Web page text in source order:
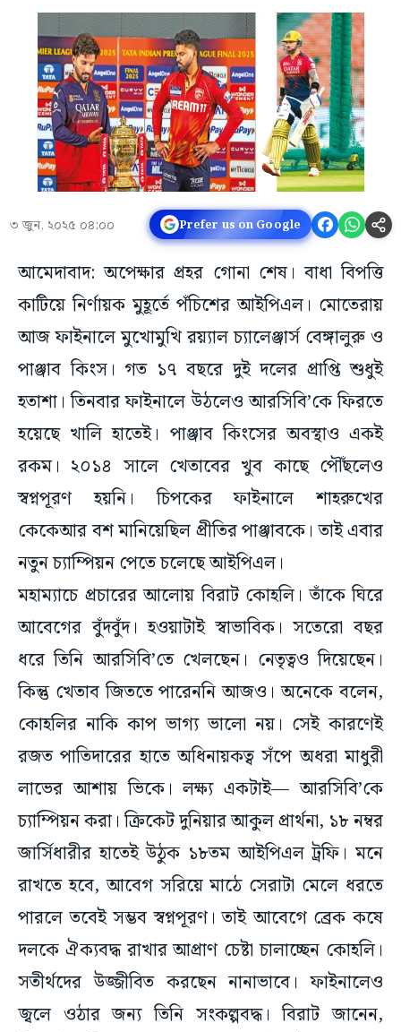
৩ জুন, ২০২৫ ০৪:০০ Prefer us on Google
আমেদাবাদ: অপেক্ষার প্রহর গোনা শেষ। বাধা বিপত্তি
কাটিয়ে নির্ণায়ক মুহূর্তে পঁচিশের আইপিএল। মোতেরায়
আজ ফাইনালে মুখোমুখি রয়্যাল চ্যালেঞ্জার্স বেঙ্গালুরু ও
পাঞ্জাব কিংস। গত ১৭ বছরে দুই দলের প্রাপ্তি শুধুই
হতাশা। তিনবার ফাইনালে উঠলেও আরসিবি’কে ফিরতে
হয়েছে খালি হাতেই। পাঞ্জাব কিংসের অবস্থাও একই
রকম। ২০১৪ সালে খেতাবের খুব কাছে পৌঁছলেও
স্বপ্নপূরণ হয়নি। চিপকের ফাইনালে শাহরুখের
কেকেআর বশ মানিয়েছিল প্রীতির পাঞ্জাবকে। তাই এবার
নতুন চ্যাম্পিয়ন পেতে চলেছে আইপিএল।
মহাম্যাচে প্রচারের আলোয় বিরাট কোহলি। তাঁকে ঘিরে
আবেগের বুঁদবুঁদ। হওয়াটাই স্বাভাবিক। সতেরো বছর
ধরে তিনি আরসিবি’তে খেলছেন। নেতৃত্বও দিয়েছেন।
কিন্তু খেতাব জিততে পারেননি আজও। অনেকে বলেন,
কোহলির নাকি কাপ ভাগ্য ভালো নয়। সেই কারণেই
রজত পাতিদারের হাতে অধিনায়কত্ব সঁপে অধরা মাধুরী
লাভের আশায় ভিকে। লক্ষ্য একটাই— আরসিবি’কে
চ্যাম্পিয়ন করা। ক্রিকেট দুনিয়ার আকুল প্রার্থনা, ১৮ নম্বর
জার্সিধারীর হাতেই উঠুক ১৮তম আইপিএল ট্রফি। মনে
রাখতে হবে, আবেগ সরিয়ে মাঠে সেরাটা মেলে ধরতে
পারলে তবেই সম্ভব স্বপ্নপূরণ। তাই আবেগে ব্রেক কষে
দলকে ঐক্যবদ্ধ রাখার আপ্রাণ চেষ্টা চালাচ্ছেন কোহলি।
সতীর্থদের উজ্জীবিত করছেন নানাভাবে। ফাইনালেও
জ্বলে ওঠার জন্য তিনি সংকল্পবদ্ধ। বিরাট জানেন,